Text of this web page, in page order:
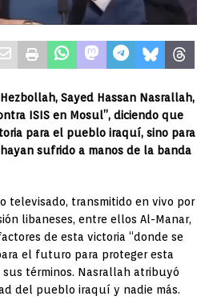
Sayed Hassan Nasrallah,
ISIS en Mosul”, diciendo que
para el pueblo iraquí, sino para
sufrido a manos de la banda
televisado, transmitido en vivo por
libaneses, entre ellos Al-Manar,
de esta victoria “donde se
el futuro para proteger esta
sus términos. Nasrallah atribuyó
del pueblo iraquí y nadie más.